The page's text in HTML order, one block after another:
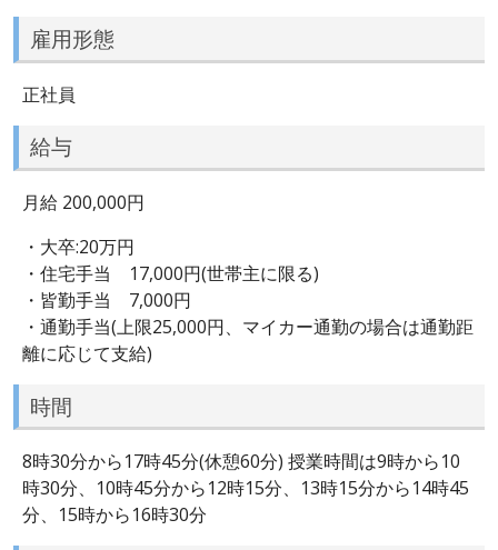
雇用形態
正社員
給与
月給 200,000円
・大卒:20万円
・住宅手当 17,000円(世帯主に限る)
・皆勤手当 7,000円
・通勤手当(上限25,000円、マイカー通勤の場合は通勤距
離に応じて支給)
時間
8時30分から17時45分(休憩60分) 授業時間は9時から10
時30分、10時45分から12時15分、13時15分から14時45
分、15時から16時30分